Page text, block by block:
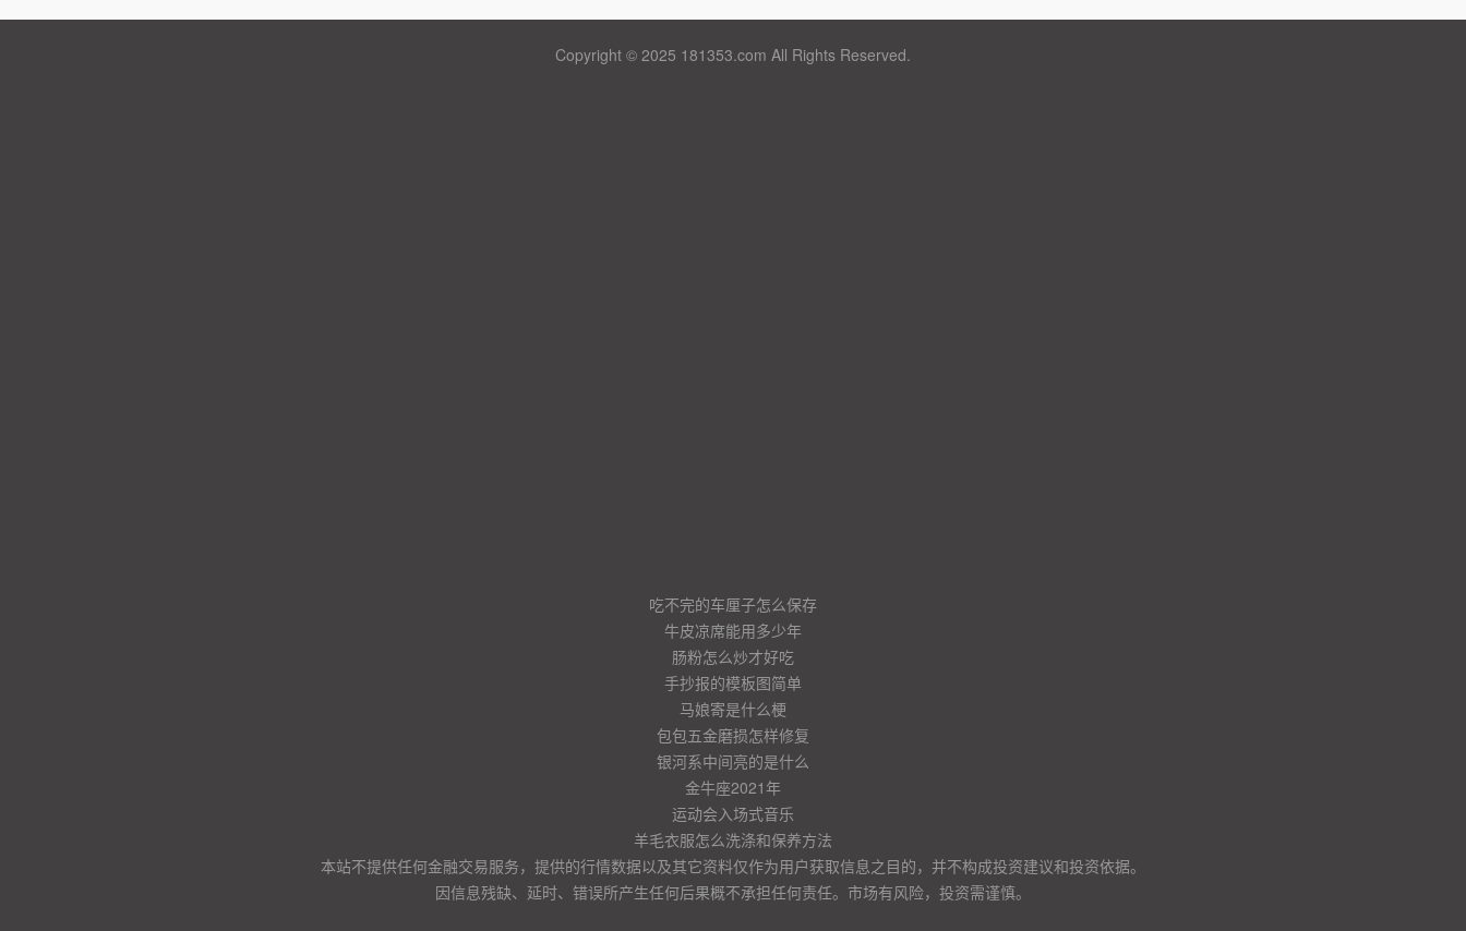
Copyright © 2025 181353.com All Rights Reserved.
吃不完的车厘子怎么保存
牛皮凉席能用多少年
肠粉怎么炒才好吃
手抄报的模板图简单
马娘寄是什么梗
包包五金磨损怎样修复
银河系中间亮的是什么
金牛座2021年
运动会入场式音乐
羊毛衣服怎么洗涤和保养方法
本站不提供任何金融交易服务，提供的行情数据以及其它资料仅作为用户获取信息之目的，并不构成投资建议和投资依据。
因信息残缺、延时、错误所产生任何后果概不承担任何责任。市场有风险，投资需谨慎。